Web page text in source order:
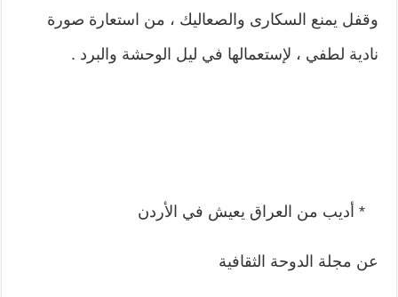
وقفل يمنع السكارى والصعاليك ، من استعارة صورة
نادية لطفي ، لإستعمالها في ليل الوحشة والبرد .
* أديب من العراق يعيش في الأردن
عن مجلة الدوحة الثقافية